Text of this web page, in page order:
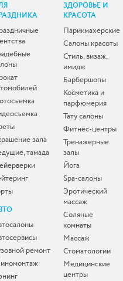
зала
тамада
ремонт
ЗДОРОВЬЕ И
КРАСОТА
Парикмахерские
Салоны красоты
Стиль, визаж,
имидж
Барбершопы
Косметика и
парфюмерия
Тату салоны
Фитнес-центры
Тренажерные
залы
Йога
Spa-салоны
Эротический
массаж
Соляные
комнаты
Массаж
Стоматологии
Медицинские
центры